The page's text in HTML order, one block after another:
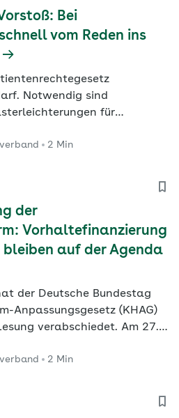
Bei
vom Reden ins
Notwendig sind
für
einer Grünen-Initiative
2 Min
der
Vorhaltefinanzierung
auf der Agenda
der Deutsche Bundestag
Anpassungsgesetz (KHAG)
verabschiedet. Am 27.
2 Min